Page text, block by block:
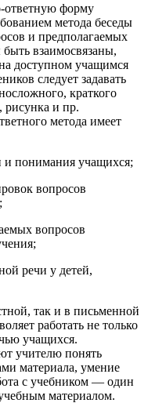
ответную форму
метода беседы
и предполагаемых
взаимосвязаны,
доступном учащимся
следует задавать
краткого
рисунка и пр.
метода имеет
и понимания учащихся;
вопросов
вопросов
речи у детей,
так и в письменной
работать не только
учащихся.
учителю понять
материала, умение
с учебником — один
материалом.